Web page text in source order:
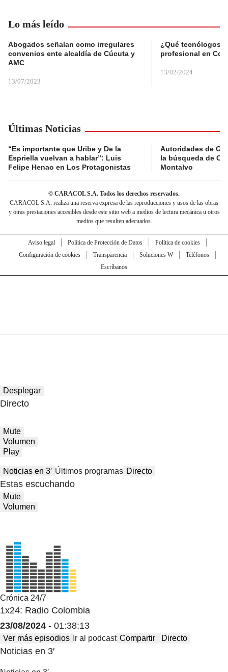
Lo más leído
Abogados señalan como irregulares
convenios ente alcaldía de Cúcuta y
AMC
13/07/2023
¿Qué tecnólogos
profesional en
13/02/2024
Últimas Noticias
“Es importante que Uribe y De la
Espriella vuelvan a hablar”: Luis
Felipe Henao en Los Protagonistas
Autoridades de
la búsqueda de
Montalvo
© CARACOL S.A. Todos los derechos reservados.
CARACOL S.A. realiza una reserva expresa de las reproducciones y usos de las obras
y otras prestaciones accesibles desde este sitio web a medios de lectura mecánica u otros
medios que resulten adecuados.
Aviso legal Política de Protección de Datos
Política de cookies
Configuración de cookies
Transparencia Soluciones W
Teléfonos
Escríbanos
Desplegar
Directo
Mute
Volumen
Play
Noticias en 3′ Últimos programas Directo
Estas escuchando
Mute
Volumen
Crónica 24/7
1x24: Radio Colombia
23/08/2024 - 01:38:13
Ver más episodios Ir al podcast Compartir Directo
Noticias en 3′